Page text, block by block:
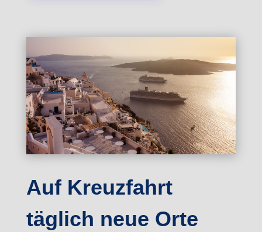
Auf Kreuzfahrt
täglich neue Orte